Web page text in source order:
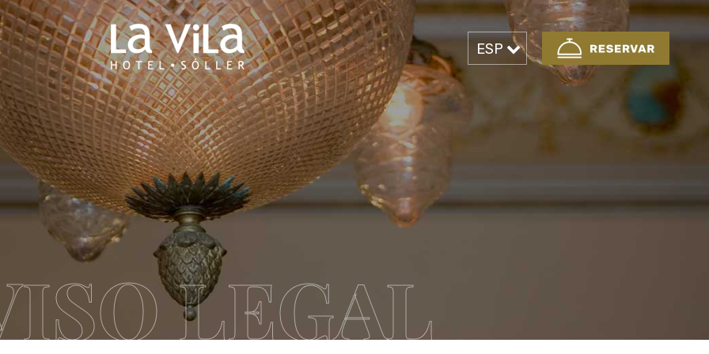
ESP
LEGAL